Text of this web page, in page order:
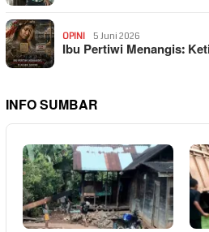
OPINI 5 Juni 2026
Ibu Pertiwi Menangis:
INFO SUMBAR